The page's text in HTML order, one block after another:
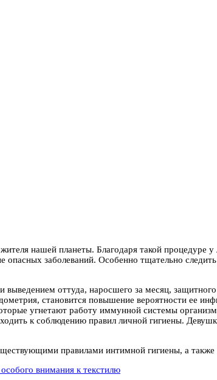
нашей планеты. Благодаря такой процедуре
опасных заболеваний. Особенно тщательно
оттуда, наросшего за месяц,
становится повышение вероятности ее
угнетают работу иммунной системы
к соблюдению правил личной гигиены.
правилами интимной гигиены, а
внимания к текстилю